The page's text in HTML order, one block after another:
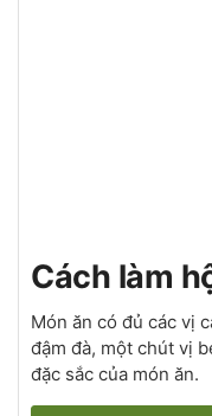
Cách làm
Món ăn có đủ các vị
đậm đà, một chút vị
đặc sắc của món ăn.